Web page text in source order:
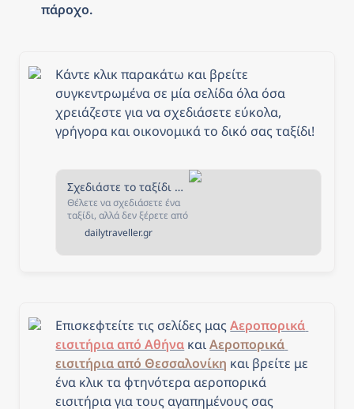
πάροχο.
Κάντε κλικ παρακάτω και βρείτε
συγκεντρωμένα σε μία σελίδα όλα όσα
χρειάζεστε για να σχεδιάσετε εύκολα,
γρήγορα και οικονομικά το δικό σας ταξίδι!
Σχεδιάστε το ταξίδι σας - The Daily Traveller
Θέλετε να σχεδιάσετε ένα
ταξίδι, αλλά δεν ξέρετε από
που να ξεκινήσετε; Αν ναι,
τότε είστε στο κατάλληλο
dailytraveller.gr
Επισκεφτείτε τις σελίδες μας Αεροπορικά
εισιτήρια από Αθήνα και Αεροπορικά
εισιτήρια από Θεσσαλονίκη και βρείτε με
ένα κλικ τα φτηνότερα αεροπορικά
εισιτήρια για τους αγαπημένους σας